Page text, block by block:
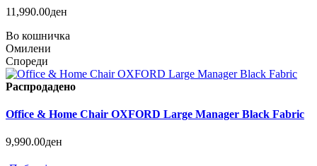
11,990.00ден
Во кошничка
Омилени
Спореди
Распродадено
Office & Home Chair OXFORD Large Manager Black Fabric
9,990.00ден